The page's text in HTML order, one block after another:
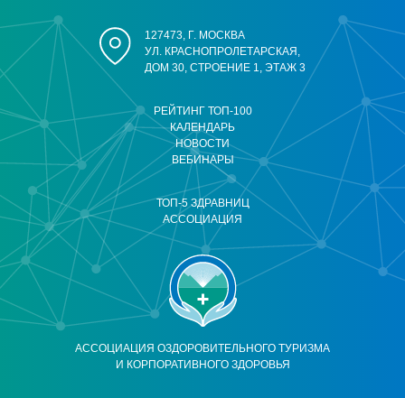
АССОЦИАЦИЯ ОЗДОРОВИТЕЛЬНОГО ТУРИЗМА
И КОРПОРАТИВНОГО ЗДОРОВЬЯ
РЕЙТИНГ ТОП-100
КАЛЕНДАРЬ
НОВОСТИ
ВЕБИНАРЫ
ТОП-5 ЗДРАВНИЦ
АССОЦИАЦИЯ
127473, Г. МОСКВА
УЛ. КРАСНОПРОЛЕТАРСКАЯ,
ДОМ 30, СТРОЕНИЕ 1, ЭТАЖ 3